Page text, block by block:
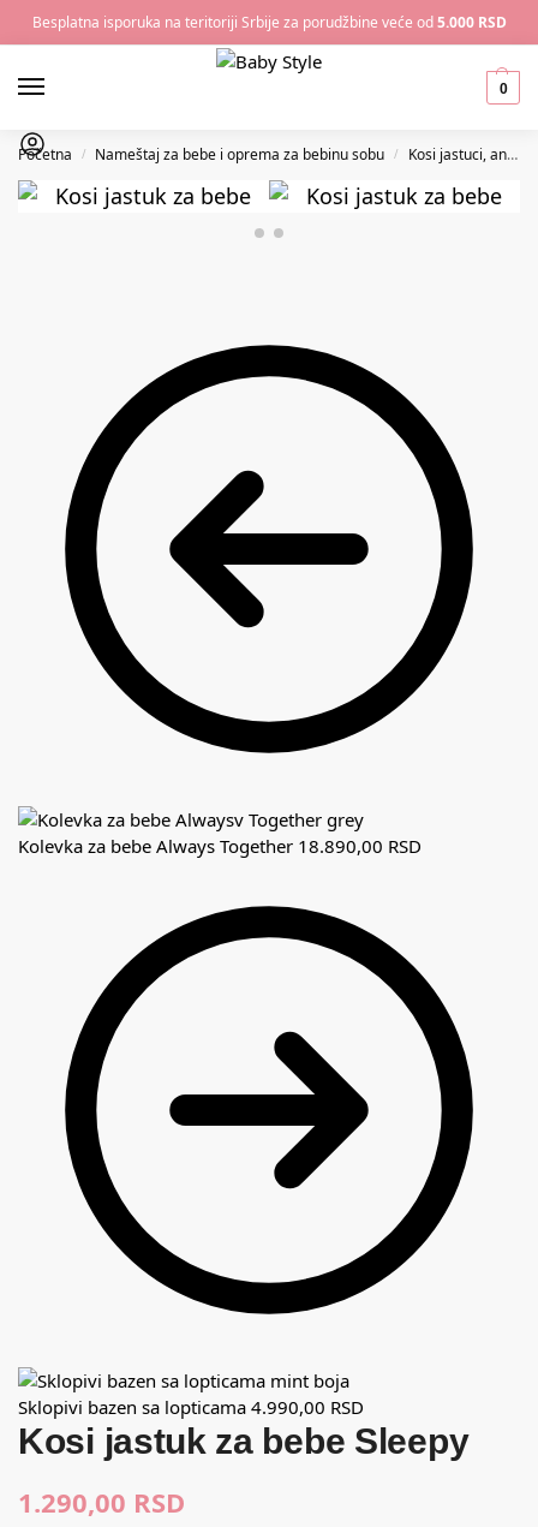
Besplatna isporuka na teritoriji Srbije za porudžbine veće od5.000 RSD
0
Početna / Nameštaj za bebe i oprema za bebinu sobu / Kosi jastuci, anatomski jastuci za bebe i ostalo
Kolevka za bebe Always Together 18.890,00 RSD
Sklopivi bazen sa lopticama 4.990,00 RSD
Kosi jastuk za bebe Sleepy
1.290,00 RSD